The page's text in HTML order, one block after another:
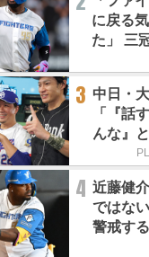
に戻る
た」 三
もしい
3 中日・
「『話
んな』
本勇人
4 近藤健
ではな
警戒す
グで最